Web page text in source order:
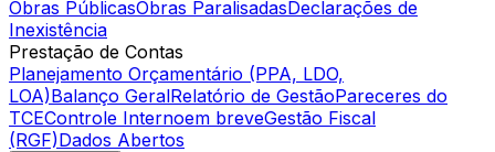
Obras PúblicasObras ParalisadasDeclarações de
Inexistência
Prestação de Contas
Planejamento Orçamentário (PPA, LDO,
LOA)Balanço GeralRelatório de GestãoPareceres do
TCEControle Internoem breveGestão Fiscal
(RGF)Dados Abertos